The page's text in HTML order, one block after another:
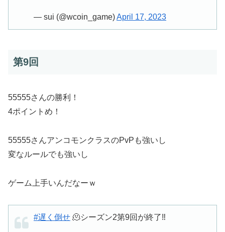
— sui (@wcoin_game)April 17, 2023
第9回
55555さんの勝利！
4ポイントめ！
55555さんアンコモンクラスのPvPも強いし
変なルールでも強いし
ゲーム上手いんだなーｗ
#遅く倒せ 🫠シーズン2第9回が終了‼️